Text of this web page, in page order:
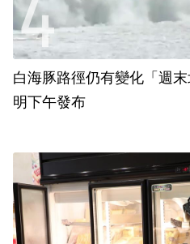
白海豚路徑仍有變化「週
明下午發布